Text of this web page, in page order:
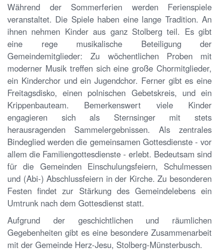
Während der Sommerferien werden Ferienspiele
veranstaltet. Die Spiele haben eine lange Tradition. An
ihnen nehmen Kinder aus ganz Stolberg teil. Es gibt
eine rege musikalische Beteiligung der
Gemeindemitglieder: Zu wöchentlichen Proben mit
moderner Musik treffen sich eine große Chormitglieder,
ein Kinderchor und ein Jugendchor. Ferner gibt es eine
Freitagsdisko, einen polnischen Gebetskreis, und ein
Krippenbauteam. Bemerkenswert viele Kinder
engagieren sich als Sternsinger mit stets
herausragenden Sammelergebnissen. Als zentrales
Bindeglied werden die gemeinsamen Gottesdienste - vor
allem die Familiengottesdienste - erlebt. Bedeutsam sind
für die Gemeinden Einschulungsfeiern, Schulmessen
und (Abi-) Abschlussfeiern in der Kirche. Zu besonderen
Festen findet zur Stärkung des Gemeindelebens ein
Umtrunk nach dem Gottesdienst statt.
Aufgrund der geschichtlichen und räumlichen
Gegebenheiten gibt es eine besondere Zusammenarbeit
mit der Gemeinde Herz-Jesu, Stolberg-Münsterbusch.